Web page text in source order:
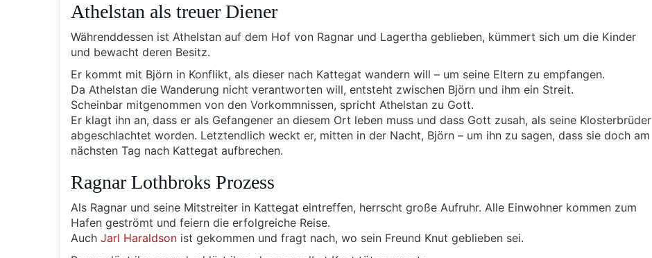
Athelstan als treuer Diener
Währenddessen ist Athelstan auf dem Hof von Ragnar und Lagertha geblieben, kümmert sich um die Kinder
und bewacht deren Besitz.
Er kommt mit Björn in Konflikt, als dieser nach Kattegat wandern will – um seine Eltern zu empfangen.
Da Athelstan die Wanderung nicht verantworten will, entsteht zwischen Björn und ihm ein Streit.
Scheinbar mitgenommen von den Vorkommnissen, spricht Athelstan zu Gott.
Er klagt ihn an, dass er als Gefangener an diesem Ort leben muss und dass Gott zusah, als seine Klosterbrüder
abgeschlachtet worden. Letztendlich weckt er, mitten in der Nacht, Björn – um ihn zu sagen, dass sie doch am
nächsten Tag nach Kattegat aufbrechen.
Ragnar Lothbroks Prozess
Als Ragnar und seine Mitstreiter in Kattegat eintreffen, herrscht große Aufruhr. Alle Einwohner kommen zum
Hafen geströmt und feiern die erfolgreiche Reise.
Auch Jarl Haraldson ist gekommen und fragt nach, wo sein Freund Knut geblieben sei.